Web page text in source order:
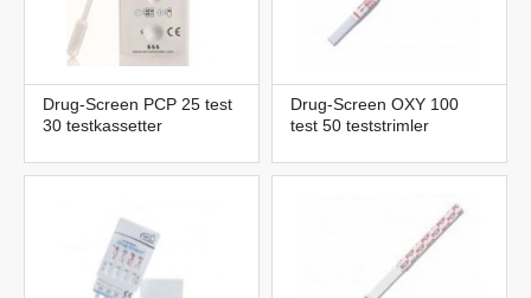
Drug-Screen PCP 25 test
30 testkassetter
Drug-Screen OXY 100
test 50 teststrimler